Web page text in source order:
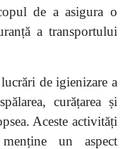
de a asigura o
a transportului
de igienizare a
curățarea și
Aceste activități
un aspect